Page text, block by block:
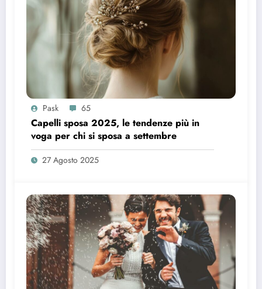
Pask 65
Capelli sposa 2025, le tendenze più in
voga per chi si sposa a settembre
27 Agosto 2025